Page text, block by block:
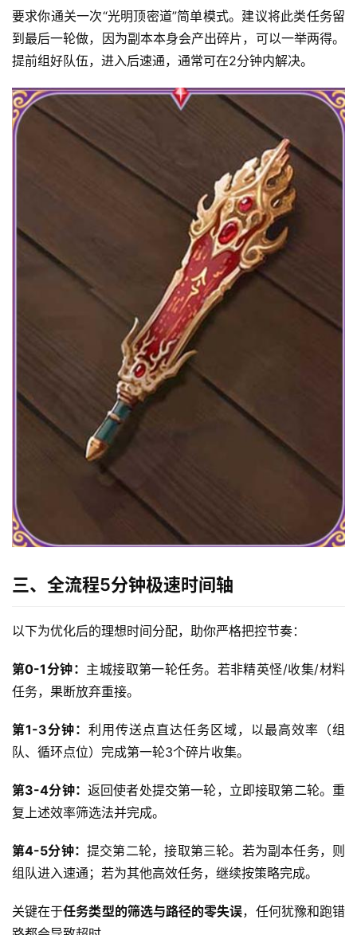
首
文
章
注册
要求你通关一次“光明顶密道”简单模式。建议将此类任务留
到最后一轮做，因为副本本身会产出碎片，可以一举两得。
提前组好队伍，进入后速通，通常可在2分钟内解决。
三、全流程5分钟极速时间轴
以下为优化后的理想时间分配，助你严格把控节奏：
第0-1分钟： 主城接取第一轮任务。若非精英怪/收集/材料
任务，果断放弃重接。
第1-3分钟： 利用传送点直达任务区域，以最高效率（组
队、循环点位）完成第一轮3个碎片收集。
第3-4分钟： 返回使者处提交第一轮，立即接取第二轮。重
复上述效率筛选法并完成。
第4-5分钟：提交第二轮，接取第三轮。若为副本任务，则
组队进入速通；若为其他高效任务，继续按策略完成。
关键在于任务类型的筛选与路径的零失误，任何犹豫和跑错